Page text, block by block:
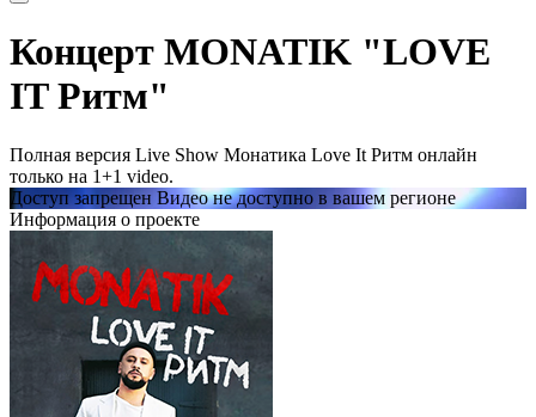
Концерт MONATIK "LOVE
IT Ритм"
Полная версия Live Show Монатика Love It Ритм онлайн
только на 1+1 video.
Доступ запрещен Видео не доступно в вашем регионе
Информация о проекте